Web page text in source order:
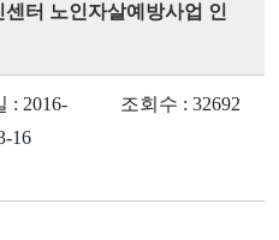
터 노인자살예방사업 인
: 2016-
16
조회수 : 32692